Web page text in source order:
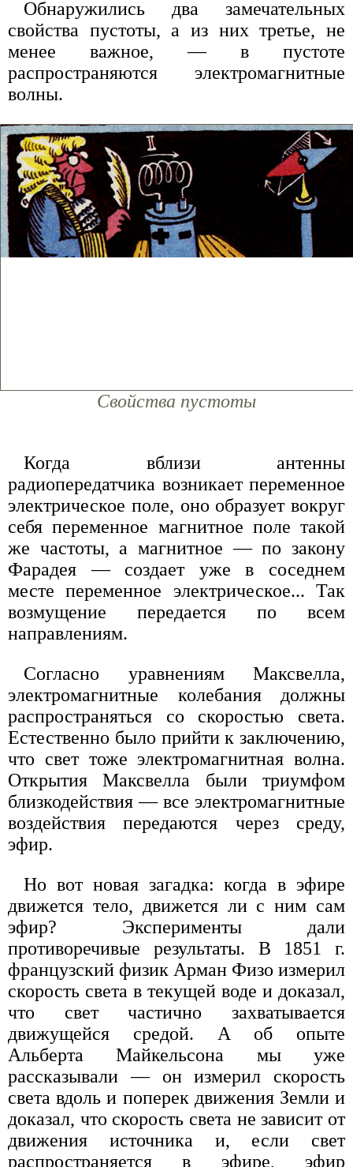
Обнаружились два замечательных
свойства пустоты, а из них третье, не
менее важное, — в пустоте
распространяются электромагнитные
волны.
Свойства пустоты
Когда вблизи антенны
радиопередатчика возникает переменное
электрическое поле, оно образует вокруг
себя переменное магнитное поле такой
же частоты, а магнитное — по закону
Фарадея — создает уже в соседнем
месте переменное электрическое... Так
возмущение передается по всем
направлениям.
Согласно уравнениям Максвелла,
электромагнитные колебания должны
распространяться со скоростью света.
Естественно было прийти к заключению,
что свет тоже электромагнитная волна.
Открытия Максвелла были триумфом
близкодействия — все электромагнитные
воздействия передаются через среду,
эфир.
Но вот новая загадка: когда в эфире
движется тело, движется ли с ним сам
эфир? Эксперименты дали
противоречивые результаты. В 1851 г.
французский физик Арман Физо измерил
скорость света в текущей воде и доказал,
что свет частично захватывается
движущейся средой. А об опыте
Альберта Майкельсона мы уже
рассказывали — он измерил скорость
света вдоль и поперек движения Земли и
доказал, что скорость света не зависит от
движения источника и, если свет
распространяется в эфире, эфир